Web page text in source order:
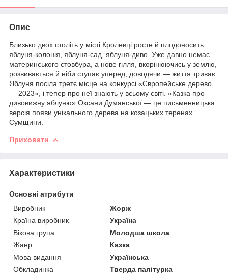
Опис
Близько двох століть у місті Кролевці росте й плодоносить
яблуня-колонія, яблуня-сад, яблуня-диво. Уже давно немає
материнського стовбура, а нове гілля, вкорінюючись у землю,
розвивається й ніби ступає уперед, доводячи — життя триває.
Яблуня посіла третє місце на конкурсі «Європейське дерево
— 2023», і тепер про неї знають у всьому світі. «Казка про
дивовижну яблуню» Оксани Думанської — це письменницька
версія появи унікального дерева на козацьких теренах
Сумщини.
Приховати
Характеристики
Основні атрибути
Виробник
Жорж
Країна виробник
Україна
Вікова група
Молодша школа
Жанр
Казка
Мова видання
Українська
Обкладинка
Тверда палітурка